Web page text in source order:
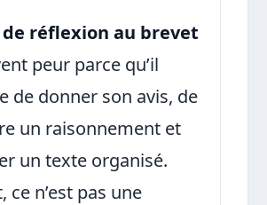
réflexion au brevet
peur parce qu’il
de donner son avis, de
un raisonnement et
un texte organisé.
ce n’est pas une